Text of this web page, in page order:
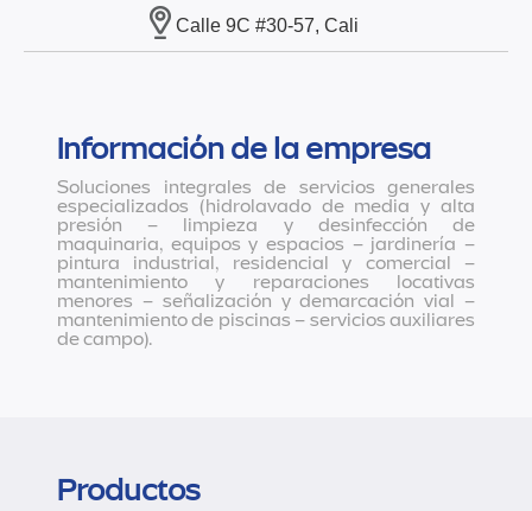
Calle 9C #30-57, Cali
Información de la empresa
Soluciones integrales de servicios generales
especializados (hidrolavado de media y alta
presión – limpieza y desinfección de
maquinaria, equipos y espacios – jardinería –
pintura industrial, residencial y comercial –
mantenimiento y reparaciones locativas
menores – señalización y demarcación vial –
mantenimiento de piscinas – servicios auxiliares
de campo).
Productos